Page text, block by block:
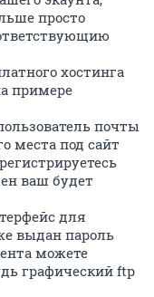
просто
хостинга
примере
почты
места под сайт
ваш будет
для
выдан пароль
можете
графический ftp